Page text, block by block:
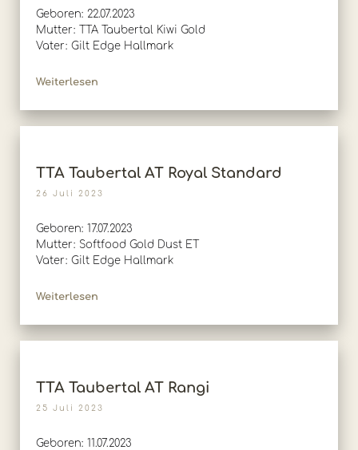
Geboren: 22.07.2023
Mutter: TTA Taubertal Kiwi Gold
Vater: Gilt Edge Hallmark
Weiterlesen
TTA Taubertal AT Royal Standard
26 Juli 2023
Geboren: 17.07.2023
Mutter: Softfood Gold Dust ET
Vater: Gilt Edge Hallmark
Weiterlesen
TTA Taubertal AT Rangi
25 Juli 2023
Geboren: 11.07.2023